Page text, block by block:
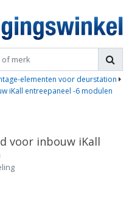
elementen voor deurstation
iKall entreepaneel -6 modulen
voor inbouw iKall